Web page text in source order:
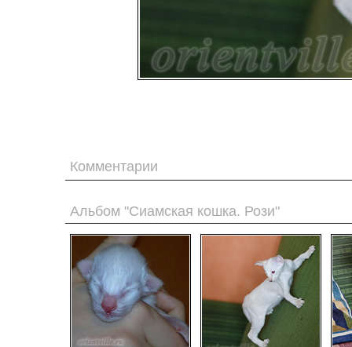
Комментарии
Альбом "Сиамская кошка. Рози"